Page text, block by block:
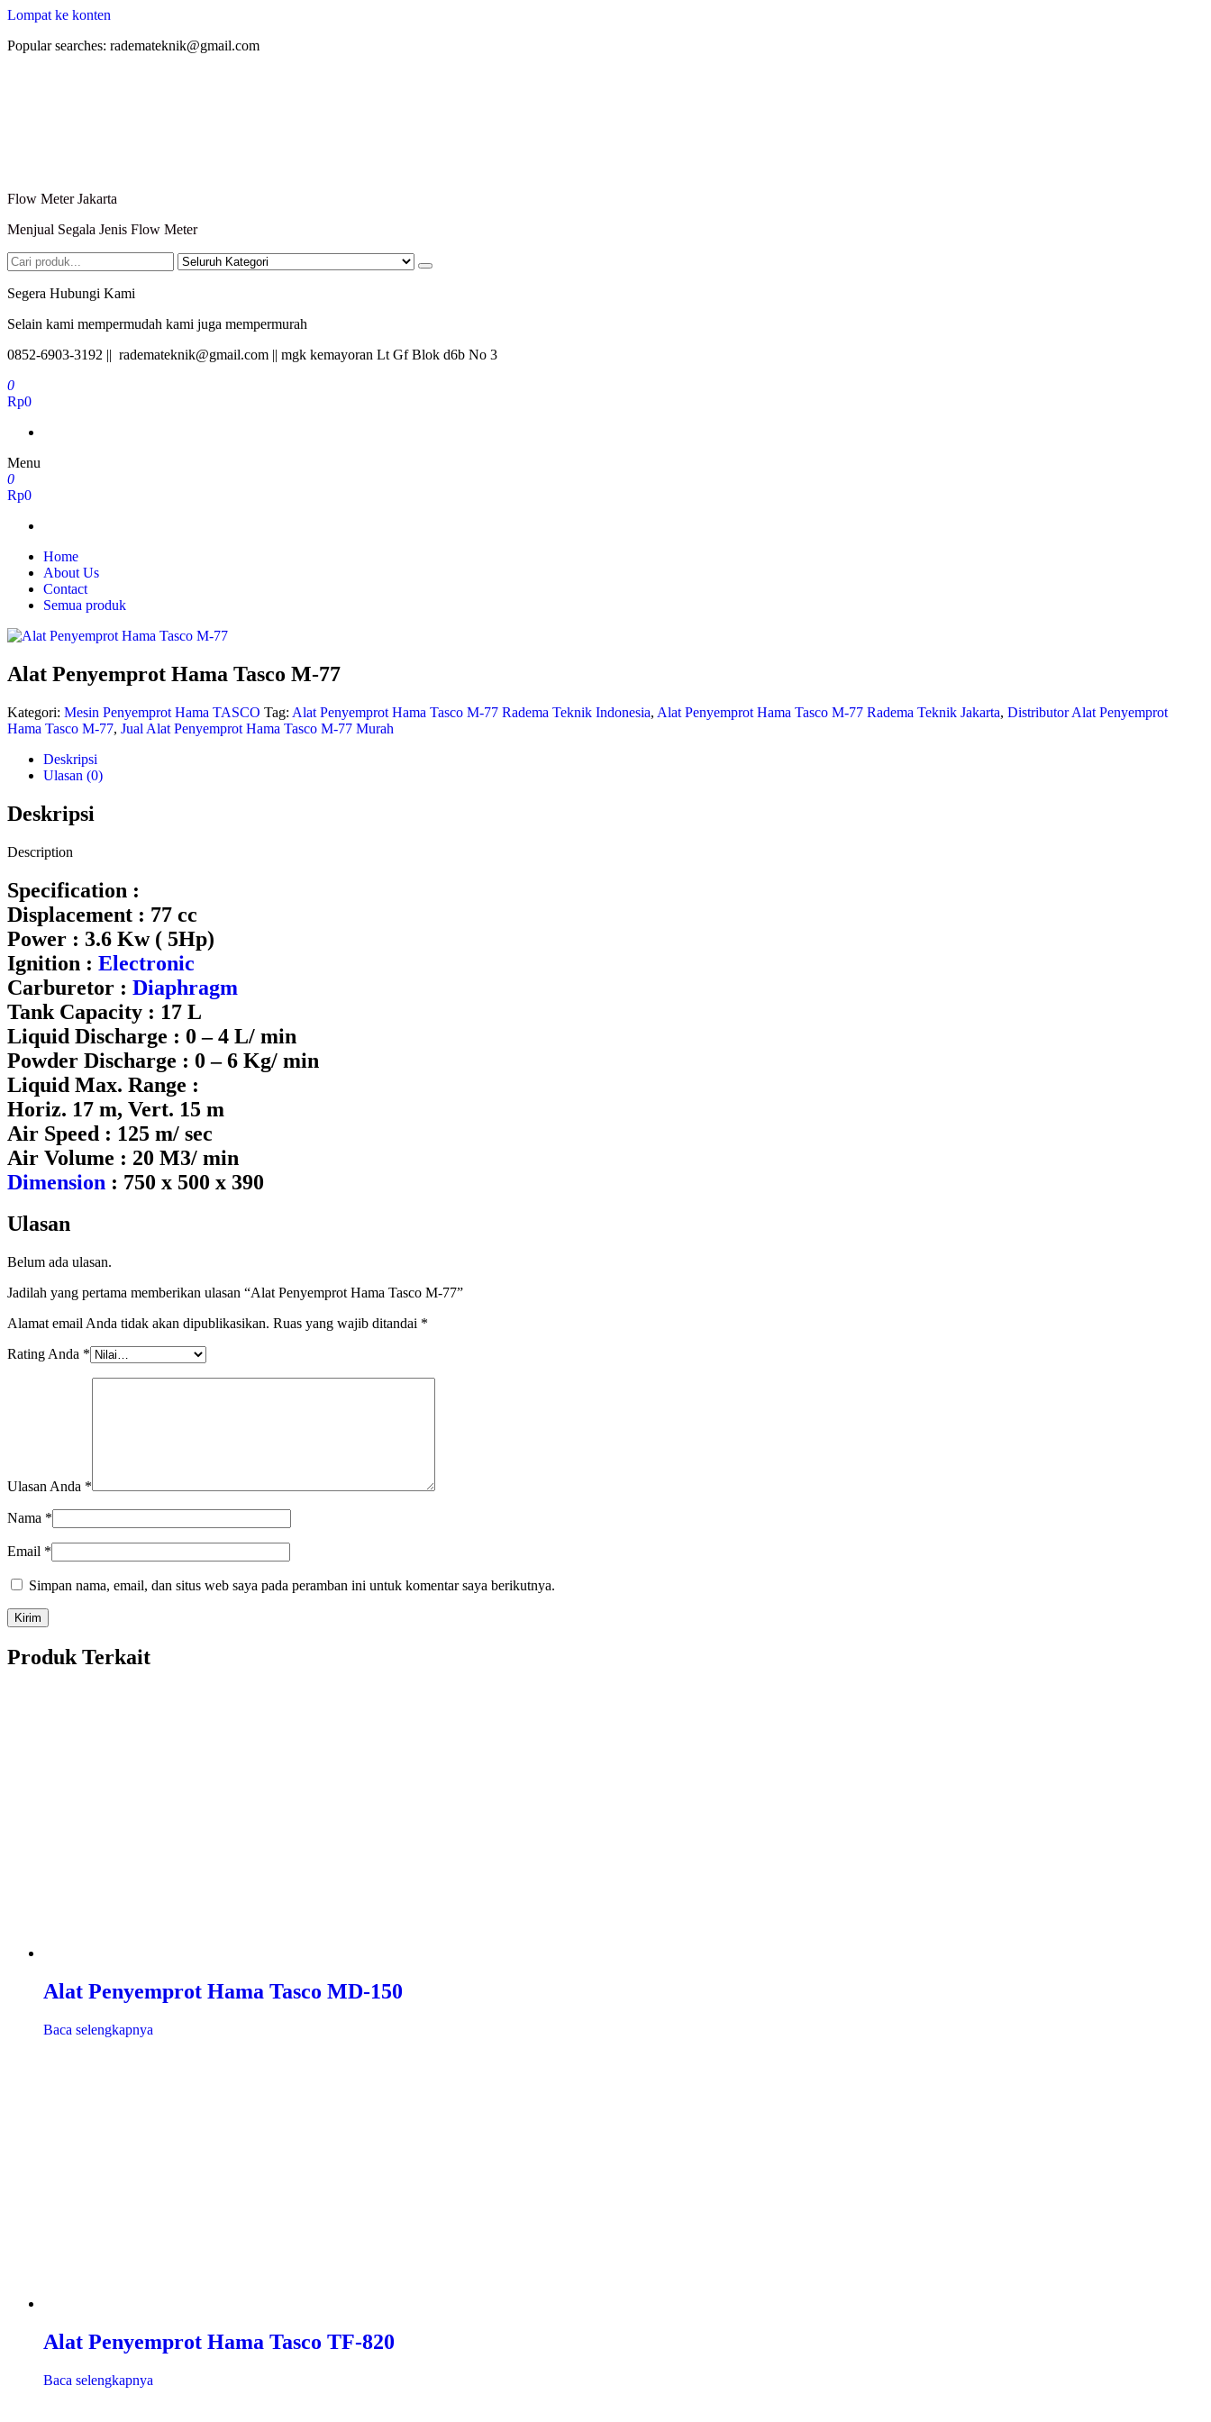
Lompat ke konten
Popular searches: rademateknik@gmail.com
Flow Meter Jakarta
Menjual Segala Jenis Flow Meter
Segera Hubungi Kami
Selain kami mempermudah kami juga mempermurah
0852-6903-3192 || rademateknik@gmail.com || mgk kemayoran Lt Gf Blok d6b No 3
0
Rp0
Menu
0
Rp0
Home
About Us
Contact
Semua produk
Alat Penyemprot Hama Tasco M-77
Kategori: Mesin Penyemprot Hama TASCO Tag: Alat Penyemprot Hama Tasco M-77 Radema Teknik Indonesia, Alat Penyemprot Hama Tasco M-77 Radema Teknik Jakarta, Distributor Alat Penyemprot
Hama Tasco M-77, Jual Alat Penyemprot Hama Tasco M-77 Murah
Deskripsi
Ulasan (0)
Deskripsi
Description
Specification :
Displacement : 77 cc
Power : 3.6 Kw ( 5Hp)
Ignition : Electronic
Carburetor : Diaphragm
Tank Capacity : 17 L
Liquid Discharge : 0 – 4 L/ min
Powder Discharge : 0 – 6 Kg/ min
Liquid Max. Range :
Horiz. 17 m, Vert. 15 m
Air Speed : 125 m/ sec
Air Volume : 20 M3/ min
Dimension : 750 x 500 x 390
Ulasan
Belum ada ulasan.
Jadilah yang pertama memberikan ulasan “Alat Penyemprot Hama Tasco M-77”
Alamat email Anda tidak akan dipublikasikan. Ruas yang wajib ditandai *
Rating Anda *
Ulasan Anda *
Nama *
Email *
Simpan nama, email, dan situs web saya pada peramban ini untuk komentar saya berikutnya.
Produk Terkait
Alat Penyemprot Hama Tasco MD-150
Baca selengkapnya
Alat Penyemprot Hama Tasco TF-820
Baca selengkapnya